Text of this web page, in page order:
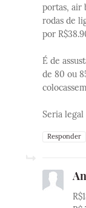
portas, air
rodas de
por
É de
de 80 ou
Seria
Responder